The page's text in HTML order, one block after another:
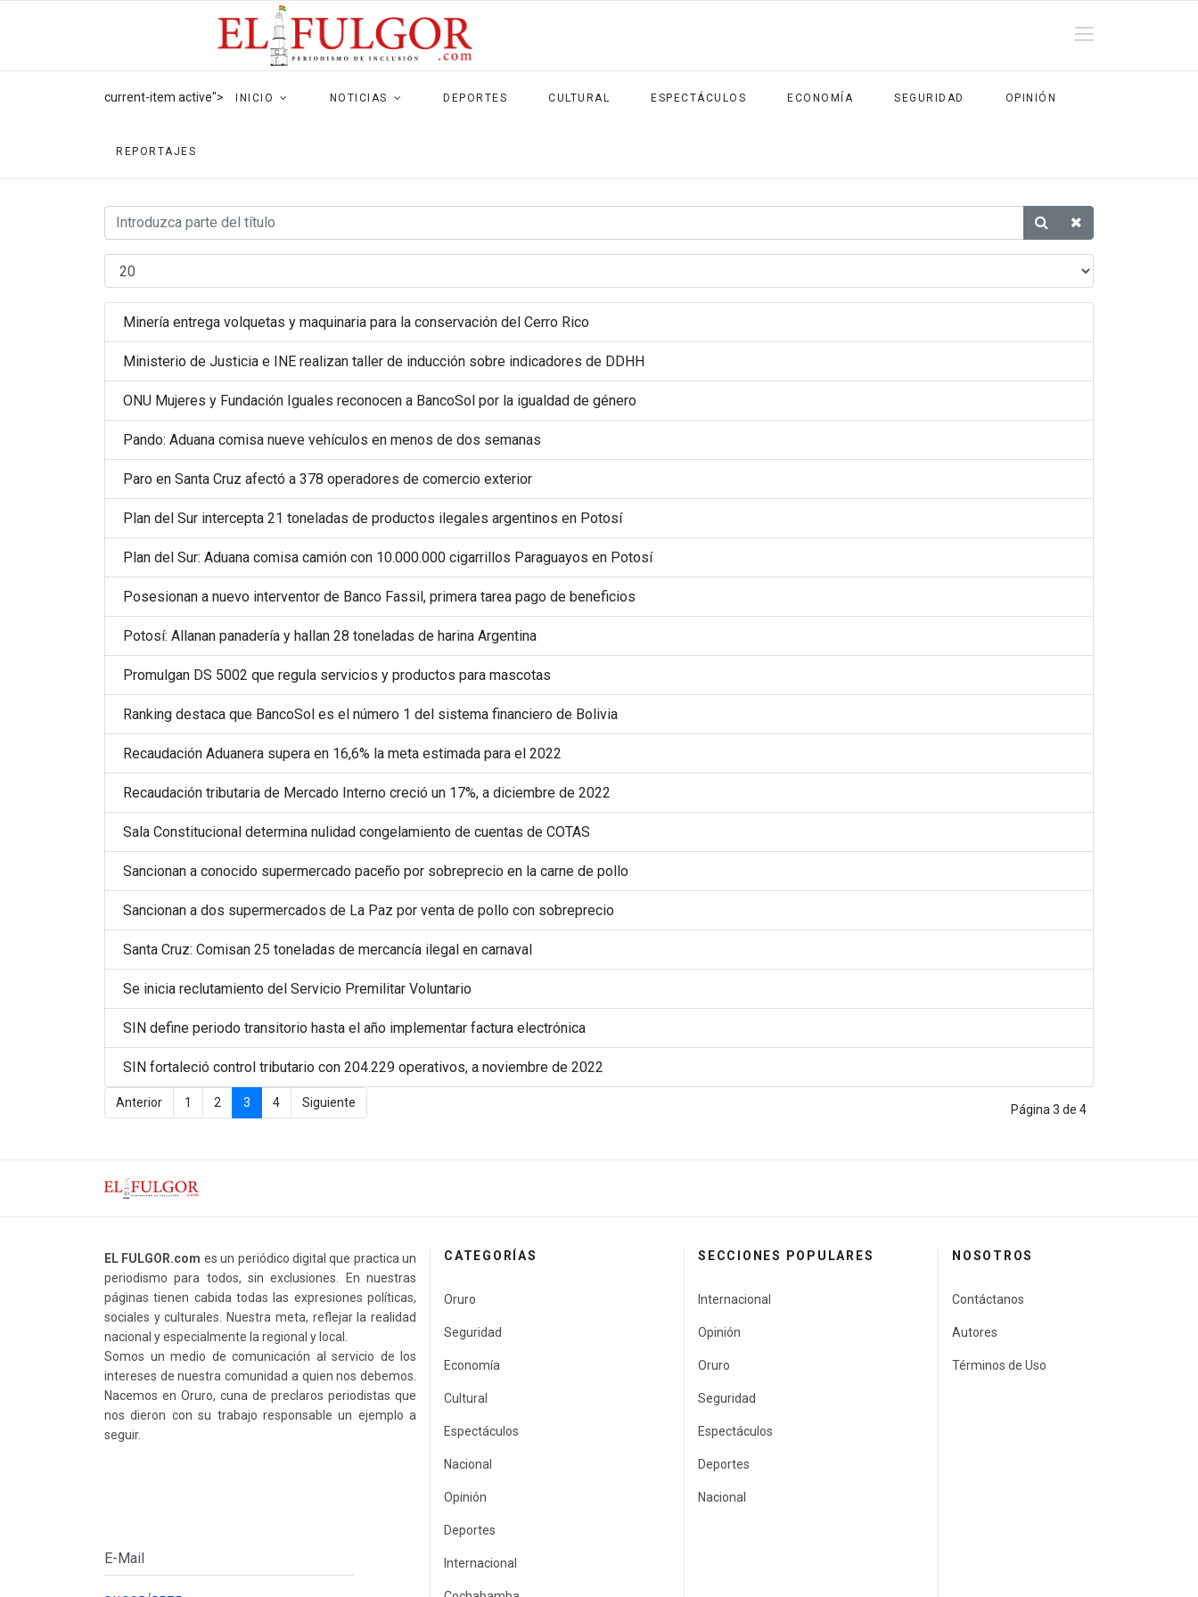
current-item active"> INICIO NOTICIAS DEPORTES CULTURAL ESPECTÁCULOS ECONOMÍA SEGURIDAD OPINIÓN
REPORTAJES
Minería entrega volquetas y maquinaria para la conservación del Cerro Rico
Ministerio de Justicia e INE realizan taller de inducción sobre indicadores de DDHH
ONU Mujeres y Fundación Iguales reconocen a BancoSol por la igualdad de género
Pando: Aduana comisa nueve vehículos en menos de dos semanas
Paro en Santa Cruz afectó a 378 operadores de comercio exterior
Plan del Sur intercepta 21 toneladas de productos ilegales argentinos en Potosí
Plan del Sur: Aduana comisa camión con 10.000.000 cigarrillos Paraguayos en Potosí
Posesionan a nuevo interventor de Banco Fassil, primera tarea pago de beneficios
Potosí: Allanan panadería y hallan 28 toneladas de harina Argentina
Promulgan DS 5002 que regula servicios y productos para mascotas
Ranking destaca que BancoSol es el número 1 del sistema financiero de Bolivia
Recaudación Aduanera supera en 16,6% la meta estimada para el 2022
Recaudación tributaria de Mercado Interno creció un 17%, a diciembre de 2022
Sala Constitucional determina nulidad congelamiento de cuentas de COTAS
Sancionan a conocido supermercado paceño por sobreprecio en la carne de pollo
Sancionan a dos supermercados de La Paz por venta de pollo con sobreprecio
Santa Cruz: Comisan 25 toneladas de mercancía ilegal en carnaval
Se inicia reclutamiento del Servicio Premilitar Voluntario
SIN define periodo transitorio hasta el año implementar factura electrónica
SIN fortaleció control tributario con 204.229 operativos, a noviembre de 2022
Página 3 de 4
Anterior 1 2 3 4 Siguiente
EL FULGOR.com es un periódico digital que practica un
periodismo para todos, sin exclusiones. En nuestras
páginas tienen cabida todas las expresiones políticas,
sociales y culturales. Nuestra meta, reflejar la realidad
nacional y especialmente la regional y local.
Somos un medio de comunicación al servicio de los
intereses de nuestra comunidad a quien nos debemos.
Nacemos en Oruro, cuna de preclaros periodistas que
nos dieron con su trabajo responsable un ejemplo a
seguir.
CATEGORÍAS
Oruro
Seguridad
Economía
Cultural
Espectáculos
Nacional
Opinión
Deportes
Internacional
SECCIONES POPULARES
Internacional
Opinión
Oruro
Seguridad
Espectáculos
Deportes
Nacional
NOSOTROS
Contáctanos
Autores
Términos de Uso